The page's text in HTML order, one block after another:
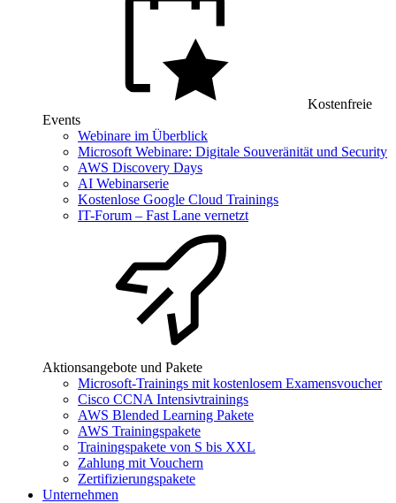
Kostenfreie
Events
Webinare im Überblick
Microsoft Webinare: Digitale Souveränität und Security
AWS Discovery Days
AI Webinarserie
Kostenlose Google Cloud Trainings
IT-Forum – Fast Lane vernetzt
Aktionsangebote und Pakete
Microsoft-Trainings mit kostenlosem Examensvoucher
Cisco CCNA Intensivtrainings
AWS Blended Learning Pakete
AWS Trainingspakete
Trainingspakete von S bis XXL
Zahlung mit Vouchern
Zertifizierungspakete
Unternehmen